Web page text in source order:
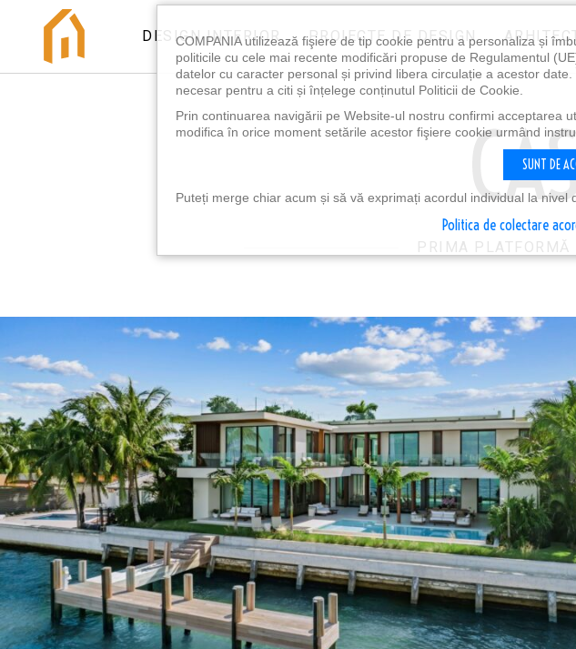
DESIGN INTERIOR PROIECTE DE DESIGN
PRIMA
COMPANIA utilizează fişiere de tip cookie pentru a personaliza și
politicile cu cele mai recente modificări propuse de Regulamentul
datelor cu caracter personal și privind libera circulație a acestor
necesar pentru a citi și înțelege conținutul Politicii de Cookie.
Prin continuarea navigării pe Website-ul nostru confirmi acceptarea
modifica în orice moment setările acestor fişiere cookie urmând
SUNT DE
Puteți merge chiar acum și să vă exprimați acordul individual la nivel
Politica de colectare